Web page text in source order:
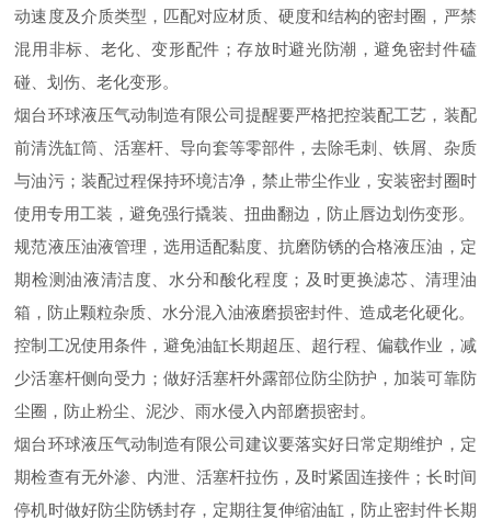
动速度及介质类型，匹配对应材质、硬度和结构的密封圈，严禁
混用非标、老化、变形配件；存放时避光防潮，避免密封件磕
碰、划伤、老化变形。
烟台环球液压气动制造有限公司提醒要严格把控装配工艺，装配
前清洗缸筒、活塞杆、导向套等零部件，去除毛刺、铁屑、杂质
与油污；装配过程保持环境洁净，禁止带尘作业，安装密封圈时
使用专用工装，避免强行撬装、扭曲翻边，防止唇边划伤变形。
规范液压油液管理，选用适配黏度、抗磨防锈的合格液压油，定
期检测油液清洁度、水分和酸化程度；及时更换滤芯、清理油
箱，防止颗粒杂质、水分混入油液磨损密封件、造成老化硬化。
控制工况使用条件，避免油缸长期超压、超行程、偏载作业，减
少活塞杆侧向受力；做好活塞杆外露部位防尘防护，加装可靠防
尘圈，防止粉尘、泥沙、雨水侵入内部磨损密封。
烟台环球液压气动制造有限公司建议要落实好日常定期维护，定
期检查有无外渗、内泄、活塞杆拉伤，及时紧固连接件；长时间
停机时做好防尘防锈封存，定期往复伸缩油缸，防止密封件长期